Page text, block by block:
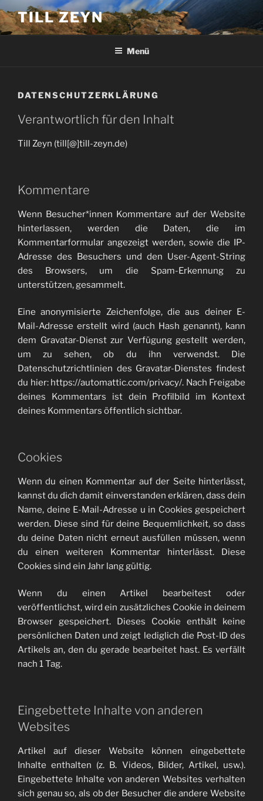
Zum
Inhalt
springen
TILL ZEYN
Menü
DATENSCHUTZERKLÄRUNG
Verantwortlich für den Inhalt
Till Zeyn (till[@]till-zeyn.de)
Kommentare
Wenn Besucher*innen Kommentare auf der Website
hinterlassen, werden die Daten, die im
Kommentarformular angezeigt werden, sowie die IP-
Adresse des Besuchers und den User-Agent-String
des Browsers, um die Spam-Erkennung zu
unterstützen, gesammelt.
Eine anonymisierte Zeichenfolge, die aus deiner E-
Mail-Adresse erstellt wird (auch Hash genannt), kann
dem Gravatar-Dienst zur Verfügung gestellt werden,
um zu sehen, ob du ihn verwendst. Die
Datenschutzrichtlinien des Gravatar-Dienstes findest
du hier: https://automattic.com/privacy/. Nach Freigabe
deines Kommentars ist dein Profilbild im Kontext
deines Kommentars öffentlich sichtbar.
Cookies
Wenn du einen Kommentar auf der Seite hinterlässt,
kannst du dich damit einverstanden erklären, dass dein
Name, deine E-Mail-Adresse u in Cookies gespeichert
werden. Diese sind für deine Bequemlichkeit, so dass
du deine Daten nicht erneut ausfüllen müssen, wenn
du einen weiteren Kommentar hinterlässt. Diese
Cookies sind ein Jahr lang gültig.
Wenn du einen Artikel bearbeitest oder
veröffentlichst, wird ein zusätzliches Cookie in deinem
Browser gespeichert. Dieses Cookie enthält keine
persönlichen Daten und zeigt lediglich die Post-ID des
Artikels an, den du gerade bearbeitet hast. Es verfällt
nach 1 Tag.
Eingebettete Inhalte von anderen
Websites
Artikel auf dieser Website können eingebettete
Inhalte enthalten (z. B. Videos, Bilder, Artikel, usw.).
Eingebettete Inhalte von anderen Websites verhalten
sich genau so, als ob der Besucher die andere Website